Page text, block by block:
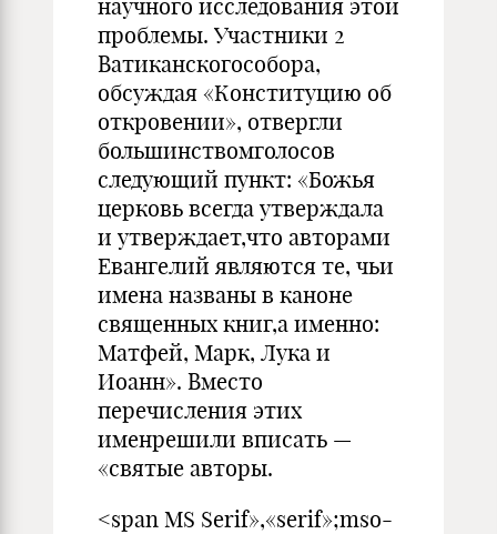
научного исследования этой
проблемы. Участники 2
Ватиканскогособора,
обсуждая «Конституцию об
откровении», отвергли
большинствомголосов
следующий пункт: «Божья
церковь всегда утверждала
и утверждает,что авторами
Евангелий являются те, чьи
имена названы в каноне
священных книг,а именно:
Матфей, Марк, Лука и
Иоанн». Вместо
перечисления этих
именрешили вписать —
«святые авторы.
<span MS Serif»,«serif»;mso-